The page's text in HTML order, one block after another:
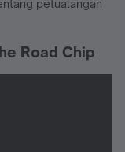
petualangan
Road Chip